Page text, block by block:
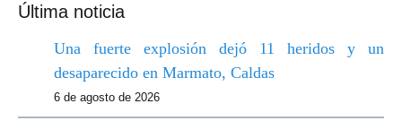
Última noticia
Una fuerte explosión dejó 11 heridos y un
desaparecido en Marmato, Caldas
6 de agosto de 2026